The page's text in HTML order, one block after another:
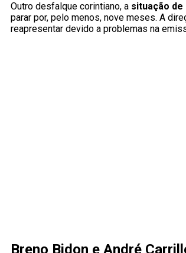
Outro desfalque corintiano, a situação
parar por, pelo menos, nove meses. A
reapresentar devido a problemas na